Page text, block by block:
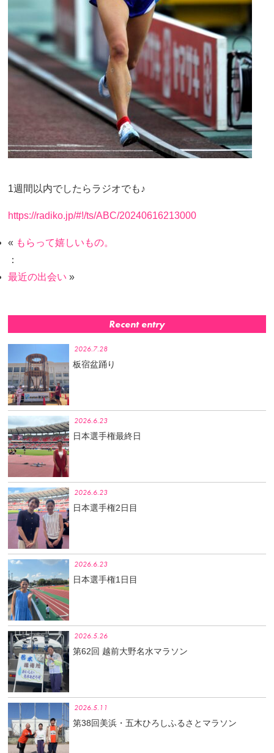
1週間以内でしたらラジオでも♪
https://radiko.jp/#!/ts/ABC/20240616213000
« もらって嬉しいもの。
：
最近の出会い »
Recent entry
2026.7.28
板宿盆踊り
2026.6.23
日本選手権最終日
2026.6.23
日本選手権2日目
2026.6.23
日本選手権1日目
2026.5.26
第62回 越前大野名水マラソン
2026.5.11
第38回美浜・五木ひろしふるさとマラソン